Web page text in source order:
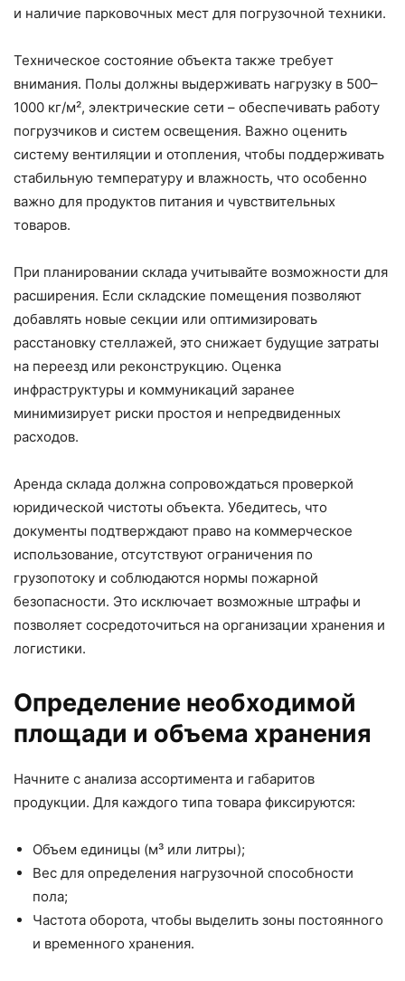
и наличие парковочных мест для погрузочной техники.
Техническое состояние объекта также требует
внимания. Полы должны выдерживать нагрузку в 500–
1000 кг/м², электрические сети – обеспечивать работу
погрузчиков и систем освещения. Важно оценить
систему вентиляции и отопления, чтобы поддерживать
стабильную температуру и влажность, что особенно
важно для продуктов питания и чувствительных
товаров.
При планировании склада учитывайте возможности для
расширения. Если складские помещения позволяют
добавлять новые секции или оптимизировать
расстановку стеллажей, это снижает будущие затраты
на переезд или реконструкцию. Оценка
инфраструктуры и коммуникаций заранее
минимизирует риски простоя и непредвиденных
расходов.
Аренда склада должна сопровождаться проверкой
юридической чистоты объекта. Убедитесь, что
документы подтверждают право на коммерческое
использование, отсутствуют ограничения по
грузопотоку и соблюдаются нормы пожарной
безопасности. Это исключает возможные штрафы и
позволяет сосредоточиться на организации хранения и
логистики.
Определение необходимой
площади и объема хранения
Начните с анализа ассортимента и габаритов
продукции. Для каждого типа товара фиксируются:
Объем единицы (м³ или литры);
Вес для определения нагрузочной способности
пола;
Частота оборота, чтобы выделить зоны постоянного
и временного хранения.